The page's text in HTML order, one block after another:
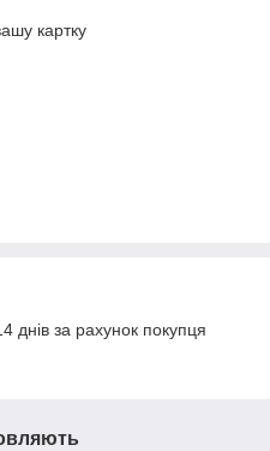
картку
днів за рахунок покупця